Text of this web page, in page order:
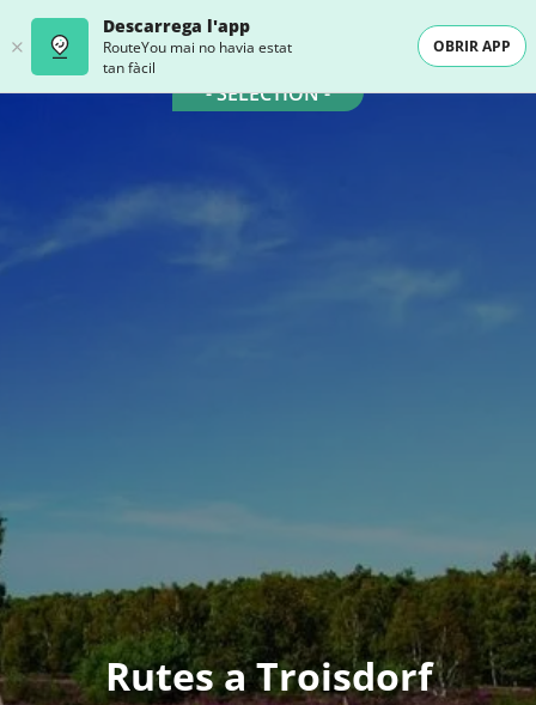
Descarrega l'app
RouteYou mai no havia estat
tan fàcil
OBRIR APP
- SELECTION -
Rutes a Troisdorf